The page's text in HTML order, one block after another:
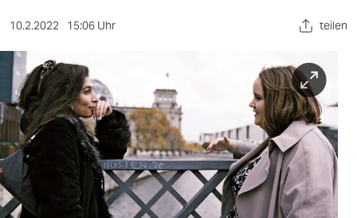
kultur
sport
berlin
nord
wahrheit
verlag
10.2.2022 15:06 Uhr teilen